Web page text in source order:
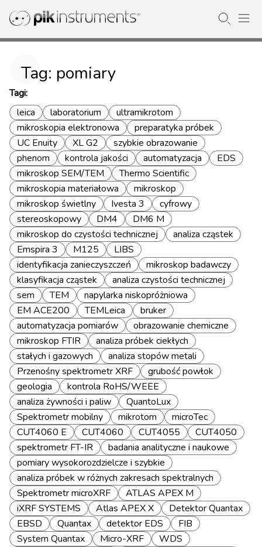
Tag: pomiary
Tagi:
leica
laboratorium
ultramikrotom
mikroskopia elektronowa
preparatyka próbek
UC Enuity
XL G2
szybkie obrazowanie
phenom
kontrola jakości automatyzacja
EDS
mikroskop SEM/TEM
Thermo Scientific
mikroskopia materiałowa
mikroskop
mikroskop świetlny
Ivesta 3
cyfrowy
stereoskopowy
DM4
DM6 M
mikroskop do czystości technicznej
analiza cząstek
Emspira 3
M125
LIBS
identyfikacja zanieczyszczeń
mikroskop badawczy
klasyfikacja cząstek
analiza czystości technicznej
sem
TEM
napylarka niskopróżniowa
EM ACE200
TEMLeica
bruker
automatyzacja pomiarów
obrazowanie chemiczne
mikroskop FTIR
analiza próbek ciekłych
stałych i gazowych
analiza stopów metali
Przenośny spektrometr XRF
grubość powłok
geologia
kontrola RoHS/WEEE
analiza żywności i paliw
QuantoLux
Spektrometr mobilny
mikrotom
microTec
CUT4060 E
CUT4060 CUT4055
CUT4050
spektrometr FT-IR
badania analityczne i naukowe
pomiary wysokorozdzielcze i szybkie
analiza próbek w różnych zakresach spektralnych
Spektrometr microXRF
ATLAS APEX M
iXRF SYSTEMS
Atlas APEX X
Detektor Quantax
EBSD
Quantax detektor EDS
FIB
System Quantax
Micro-XRF
WDS